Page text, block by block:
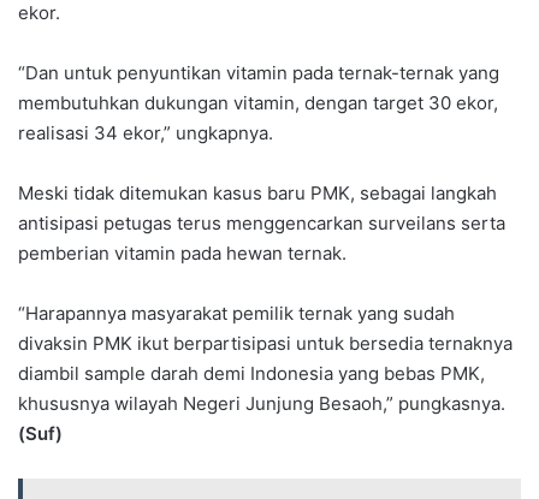
ekor.
“Dan untuk penyuntikan vitamin pada ternak-ternak yang
membutuhkan dukungan vitamin, dengan target 30 ekor,
realisasi 34 ekor,” ungkapnya.
Meski tidak ditemukan kasus baru PMK, sebagai langkah
antisipasi petugas terus menggencarkan surveilans serta
pemberian vitamin pada hewan ternak.
“Harapannya masyarakat pemilik ternak yang sudah
divaksin PMK ikut berpartisipasi untuk bersedia ternaknya
diambil sample darah demi Indonesia yang bebas PMK,
khususnya wilayah Negeri Junjung Besaoh,” pungkasnya.
(Suf)